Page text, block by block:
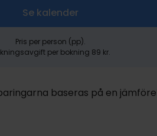
Se kalender
Pris per person (pp).
per bokning 89 kr.
baseras på en